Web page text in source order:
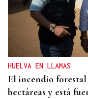
ENTREVISTA
Directora de la
Ourense:
cada problema y
HUELVA EN LLAMAS
El incendio forestal
hectáreas y está